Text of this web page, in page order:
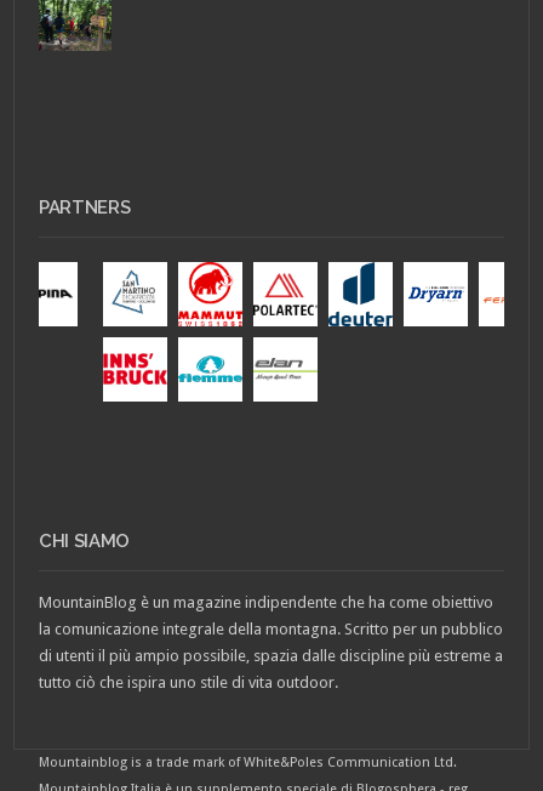
PARTNERS
CHI SIAMO
MountainBlog è un magazine indipendente che ha come obiettivo
la comunicazione integrale della montagna. Scritto per un pubblico
di utenti il più ampio possibile, spazia dalle discipline più estreme a
tutto ciò che ispira uno stile di vita outdoor.
Mountainblog is a trade mark of White&Poles Communication Ltd.